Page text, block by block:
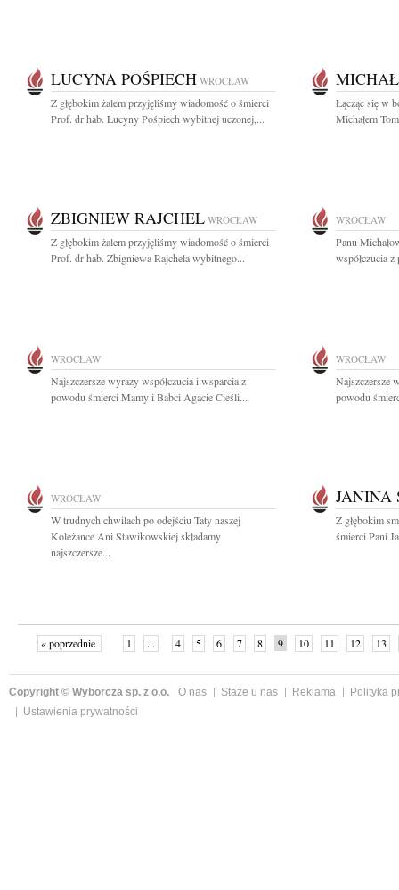
LUCYNA POŚPIECH WROCŁAW
Z głębokim żalem przyjęliśmy wiadomość o śmierci
Prof. dr hab. Lucyny Pośpiech wybitnej uczonej,...
Łącząc się w
Michałem
ZBIGNIEW RAJCHEL WROCŁAW
Z głębokim żalem przyjęliśmy wiadomość o śmierci
Prof. dr hab. Zbigniewa Rajchela wybitnego...
WROCŁAW
Panu
współczucia
WROCŁAW
Najszczersze wyrazy współczucia i wsparcia z
powodu śmierci Mamy i Babci Agacie Cieśli...
WROCŁAW
Najszczersze
powodu
WROCŁAW
W trudnych chwilach po odejściu Taty naszej
Koleżance Ani Stawikowskiej składamy
najszczersze...
JANINA
Z głębokim
śmierci Pani
« poprzednie 1 ... 4 5 6 7 8 9 10 11 12 13
Copyright © Wyborcza sp. z o.o. O nas Staże u nas Reklama
Polityka
Ustawienia prywatności